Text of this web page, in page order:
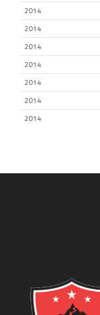
2014
2014
2014
2014
2014
2014
2014